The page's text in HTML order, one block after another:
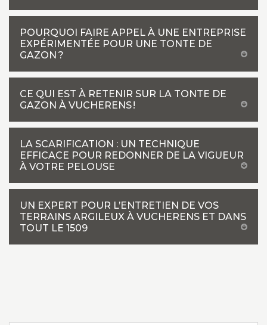
POURQUOI FAIRE APPEL À UNE ENTREPRISE
EXPÉRIMENTÉE POUR UNE TONTE DE
GAZON ?
CE QUI EST À RETENIR SUR LA TONTE DE
GAZON À VUCHERENS !
LA SCARIFICATION : UN TECHNIQUE
EFFICACE POUR REDONNER DE LA VIGUEUR
À VOTRE PELOUSE
UN EXPERT POUR L’ENTRETIEN DE VOS
TERRAINS ARGILEUX À VUCHERENS ET DANS
TOUT LE 1509